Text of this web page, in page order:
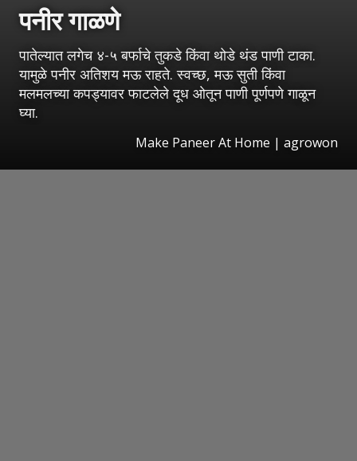
पनीर गाळणे
पातेल्यात लगेच ४-५ बर्फाचे तुकडे किंवा थोडे थंड पाणी टाका.
यामुळे पनीर अतिशय मऊ राहते. स्वच्छ, मऊ सुती किंवा
मलमलच्या कपड्यावर फाटलेले दूध ओतून पाणी पूर्णपणे गाळून
घ्या.
Make Paneer At Home | agrowon